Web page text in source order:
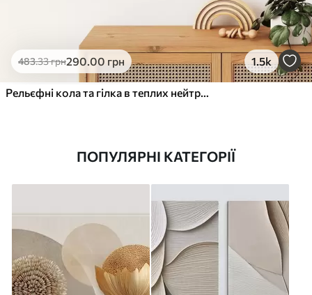
483.33грн290.00 грн 1.5k
Рельєфні кола та гілка в теплих нейтральних тонах
ПОПУЛЯРНІ КАТЕГОРІЇ